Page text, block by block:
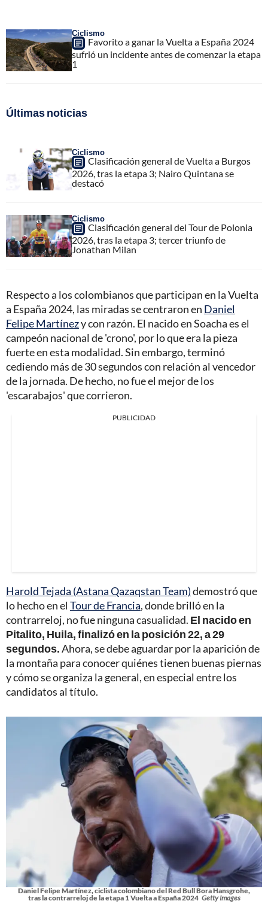
Ciclismo
Favorito a ganar la Vuelta a España 2024
sufrió un incidente antes de comenzar la etapa
1
Últimas noticias
Ciclismo
Clasificación general de Vuelta a Burgos
2026, tras la etapa 3; Nairo Quintana se
destacó
Ciclismo
Clasificación general del Tour de Polonia
2026, tras la etapa 3; tercer triunfo de
Jonathan Milan
Respecto a los colombianos que participan en la Vuelta
a España 2024, las miradas se centraron en Daniel
Felipe Martínezy con razón. El nacido en Soacha es el
campeón nacional de 'crono', por lo que era la pieza
fuerte en esta modalidad. Sin embargo, terminó
cediendo más de 30 segundos con relación al vencedor
de la jornada. De hecho, no fue el mejor de los
'escarabajos' que corrieron.
PUBLICIDAD
Harold Tejada (Astana Qazaqstan Team)demostró que
lo hecho en el Tour de Francia, donde brilló en la
contrarreloj, no fue ninguna casualidad. El nacido en
Pitalito, Huila, finalizó en la posición 22, a 29
segundos.Ahora, se debe aguardar por la aparición de
la montaña para conocer quiénes tienen buenas piernas
y cómo se organiza la general, en especial entre los
candidatos al título.
Daniel Felipe Martínez, ciclista colombiano del Red Bull Bora Hansgrohe,
tras la contrarreloj de la etapa 1 Vuelta a España 2024 Getty Images